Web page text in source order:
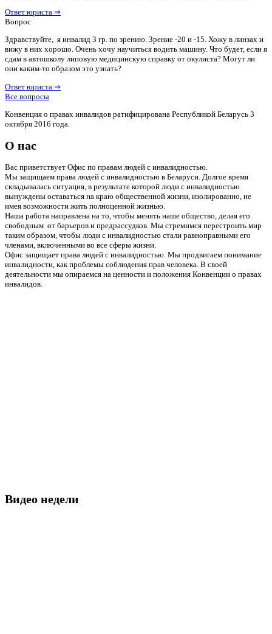
Ответ юриста ⇒
Вопрос
Здравствуйте, я инвалид 3 гр. по зрению. Зрение -20 и -15. Хожу в линзах и
вижу в них хорошо. Очень хочу научиться водить машину. Что будет, если я
сдам в автошколу липовую медицинскую справку от окулиста? Могут ли
они каким-то образом это узнать?
Ответ юриста ⇒
Все вопросы
Конвенция о правах инвалидов ратифицирована Республикой Беларусь 3
октября 2016 года.
О нас
Вас приветствует Офис по правам людей с инвалидностью.
Мы защищаем права людей с инвалидностью в Беларуси. Долгое время
складывалась ситуация, в результате которой люди с инвалидностью
вынуждены оставаться на краю общественной жизни, изолированно, не
имея возможности жить полноценной жизнью.
Наша работа направлена на то, чтобы менять наше общество, делая его
свободным от барьеров и предрассудков. Мы стремимся перестроить мир
таким образом, чтобы люди с инвалидностью стали равноправными его
членами, включенными во все сферы жизни.
Офис защищает права людей с инвалидностью. Мы продвигаем понимание
инвалидности, как проблемы соблюдения прав человека. В своей
деятельности мы опираемся на ценности и положения Конвенции о правах
инвалидов.
Видео недели